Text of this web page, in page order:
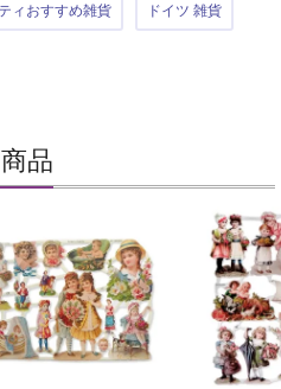
ィおすすめ雑貨 ドイツ 雑貨
品